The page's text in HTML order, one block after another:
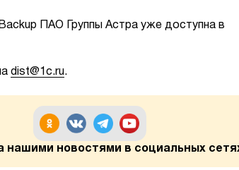
ПАО Группы Астра уже доступна в
dist@1c.ru .
нашими новостями в социальных